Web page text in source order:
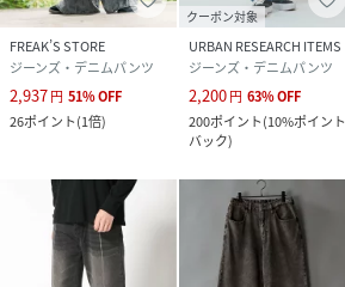
FREAK’S STORE
ジーンズ・デニムパンツ
2,937円 51%OFF
26ポイント(1倍)
クーポン対象
URBAN RESEARCH ITEMS
ジーンズ・デニムパンツ
2,200円 63%OFF
200ポイント(10%ポイント
バック)